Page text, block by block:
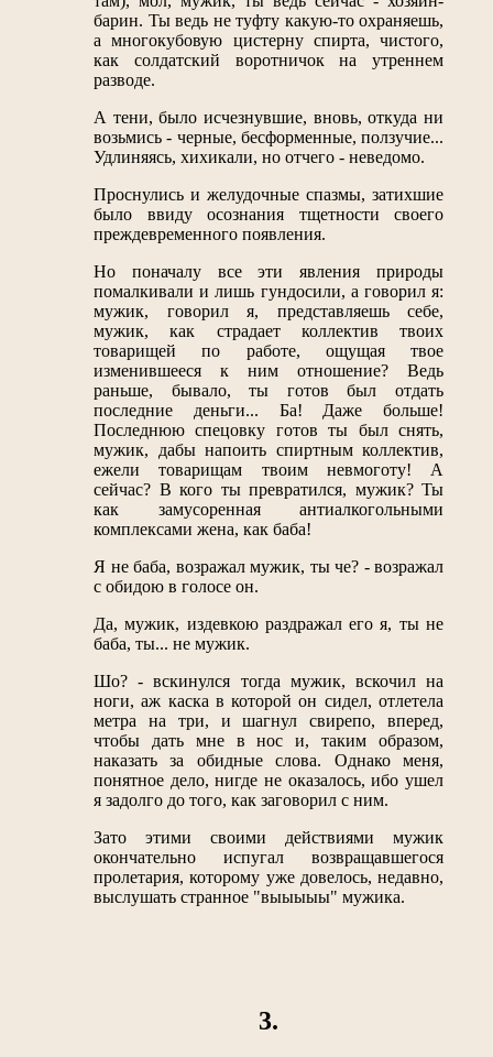
барин. Ты ведь не туфту какую-то охраняешь,
а многокубовую цистерну спирта, чистого,
как солдатский воротничок на утреннем
разводе.
А тени, было исчезнувшие, вновь, откуда ни
возьмись - черные, бесформенные, ползучие...
Удлиняясь, хихикали, но отчего - неведомо.
Проснулись и желудочные спазмы, затихшие
было ввиду осознания тщетности своего
преждевременного появления.
Но поначалу все эти явления природы
помалкивали и лишь гундосили, а говорил я:
мужик, говорил я, представляешь себе,
мужик, как страдает коллектив твоих
товарищей по работе, ощущая твое
изменившееся к ним отношение? Ведь
раньше, бывало, ты готов был отдать
последние деньги... Ба! Даже больше!
Последнюю спецовку готов ты был снять,
мужик, дабы напоить спиртным коллектив,
ежели товарищам твоим невмоготу! А
сейчас? В кого ты превратился, мужик? Ты
как замусоренная антиалкогольными
комплексами жена, как баба!
Я не баба, возражал мужик, ты че? - возражал
с обидою в голосе он.
Да, мужик, издевкою раздражал его я, ты не
баба, ты... не мужик.
Шо? - вскинулся тогда мужик, вскочил на
ноги, аж каска в которой он сидел, отлетела
метра на три, и шагнул свирепо, вперед,
чтобы дать мне в нос и, таким образом,
наказать за обидные слова. Однако меня,
понятное дело, нигде не оказалось, ибо ушел
я задолго до того, как заговорил с ним.
Зато этими своими действиями мужик
окончательно испугал возвращавшегося
пролетария, которому уже довелось, недавно,
выслушать странное "выыыыы" мужика.
3.